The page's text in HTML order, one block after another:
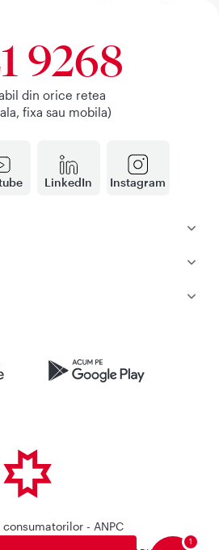
LinkedIn Instagram
9268
din orice retea
fixa sau mobila)
- ANPC